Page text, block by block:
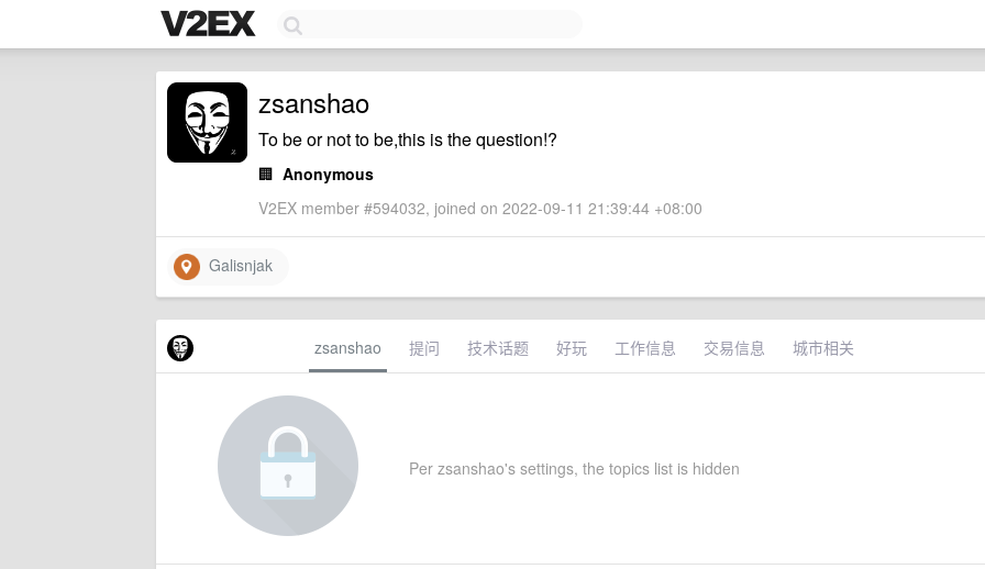
zsanshao
To be or not to be,this is the question!?
🏢 Anonymous
V2EX member #594032, joined on 2022-09-11 21:39:44 +08:00
Galisnjak
zsanshao 提问 技术话题 好玩 工作信息 交易信息 城市相关
Per zsanshao's settings, the topics list is hidden